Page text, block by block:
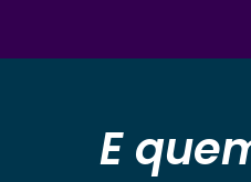
E